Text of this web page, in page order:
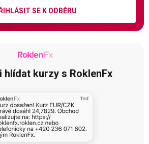
SE K ODBĚRU
hlídat kurzy s RoklenFx